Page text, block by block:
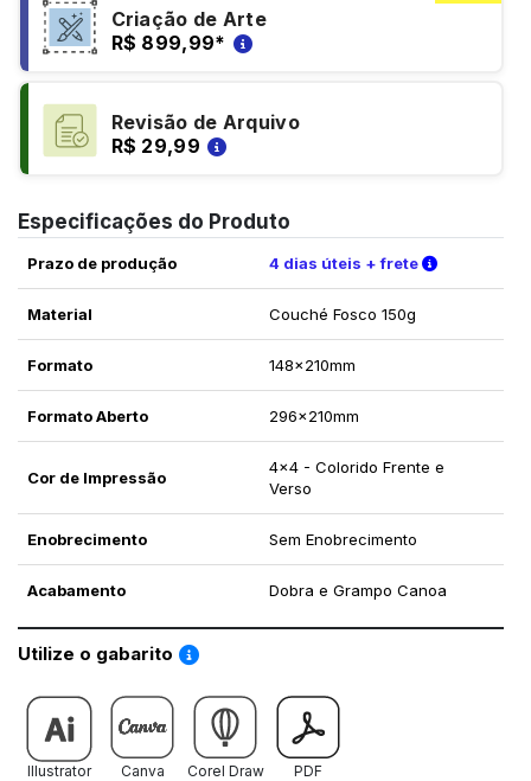
Criação de Arte
R$ 899,99*
Revisão de Arquivo
R$ 29,99
Especificações do Produto
Prazo de produção 4 dias úteis + frete Verifique
Material Couché Fosco 150g
Formato 148x210mm
Formato Aberto 296x210mm
Cor de Impressão
4x4 - Colorido Frente e
Verso
Enobrecimento Sem Enobrecimento
Acabamento Dobra e Grampo Canoa
Utilize o gabarito Saiba como utilizar os nossos gabaritos
Illustrator Canva Corel Draw PDF